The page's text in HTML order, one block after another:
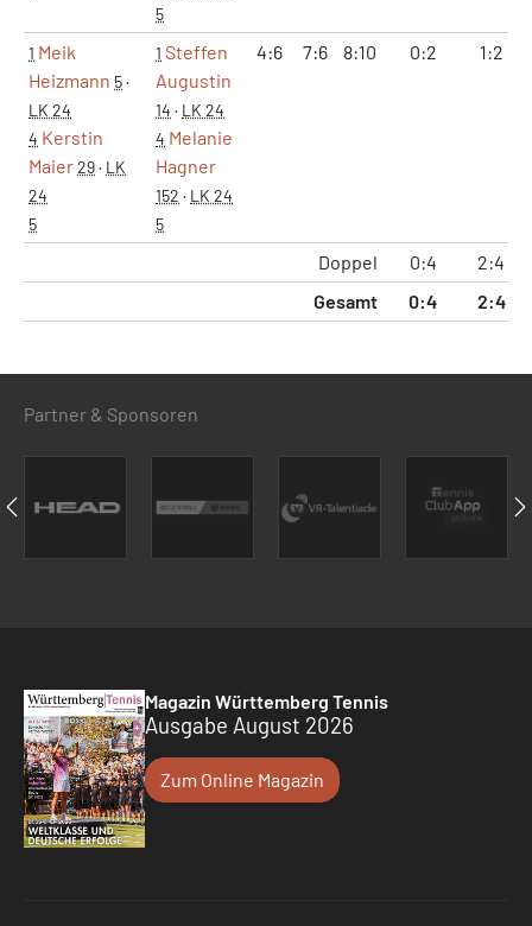
5
1 Meik
Heizmann 5·
LK 24
4 Kerstin
Maier29· LK
24
5
1 Steffen
Augustin
14 · LK 24
4 Melanie
Hagner
152 · LK 24
5
4:6 7:6 8:10 0:2 1:2
Doppel 0:4 2:4
Gesamt
0:4 2:4
Partner & Sponsoren
Magazin Württemberg Tennis
Ausgabe August 2026
Zum Online Magazin